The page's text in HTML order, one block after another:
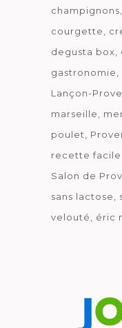
champignons
courgette
degusta box
gastronomie
Lançon-
marseille
poulet
recette facile
Salon de
sans lactose
velouté
éric